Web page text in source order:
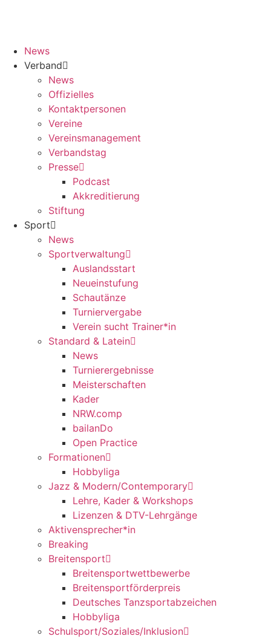
News
Verband
News
Offizielles
Kontaktpersonen
Vereine
Vereinsmanagement
Verbandstag
Presse
Podcast
Akkreditierung
Stiftung
Sport
News
Sportverwaltung
Auslandsstart
Neueinstufung
Schautänze
Turniervergabe
Verein sucht Trainer*in
Standard & Latein
News
Turnierergebnisse
Meisterschaften
Kader
NRW.comp
bailanDo
Open Practice
Formationen
Hobbyliga
Jazz & Modern/Contemporary
Lehre, Kader & Workshops
Lizenzen & DTV-Lehrgänge
Aktivensprecher*in
Breaking
Breitensport
Breitensportwettbewerbe
Breitensportförderpreis
Deutsches Tanzsportabzeichen
Hobbyliga
Schulsport/Soziales/Inklusion